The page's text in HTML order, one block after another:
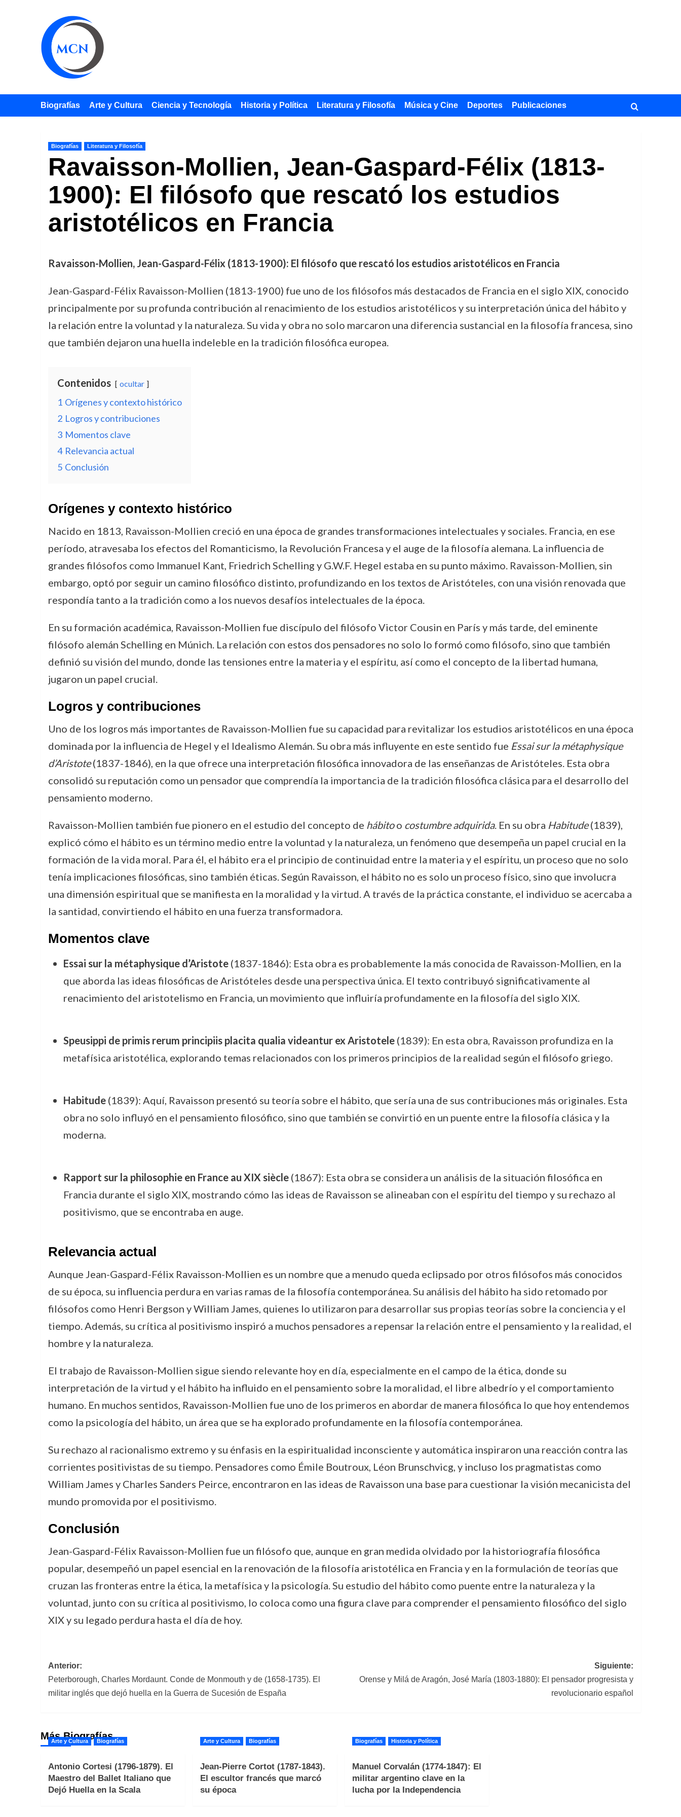
Biografías Arte y Cultura Ciencia y Tecnología Historia y Política Literatura y Filosofía Música y Cine Deportes Publicaciones
Biografías Literatura y Filosofía
Ravaisson-Mollien, Jean-Gaspard-Félix (1813-
1900): El filósofo que rescató los estudios
aristotélicos en Francia
Ravaisson-Mollien, Jean-Gaspard-Félix (1813-1900): El filósofo que rescató los estudios aristotélicos en Francia
Jean-Gaspard-Félix Ravaisson-Mollien (1813-1900) fue uno de los filósofos más destacados de Francia en el siglo XIX, conocido
principalmente por su profunda contribución al renacimiento de los estudios aristotélicos y su interpretación única del hábito y
la relación entre la voluntad y la naturaleza. Su vida y obra no solo marcaron una diferencia sustancial en la filosofía francesa, sino
que también dejaron una huella indeleble en la tradición filosófica europea.
Contenidos ocultar
1 Orígenes y contexto histórico
2 Logros y contribuciones
3 Momentos clave
4 Relevancia actual
5 Conclusión
Orígenes y contexto histórico
Nacido en 1813, Ravaisson-Mollien creció en una época de grandes transformaciones intelectuales y sociales. Francia, en ese
período, atravesaba los efectos del Romanticismo, la Revolución Francesa y el auge de la filosofía alemana. La influencia de
grandes filósofos como Immanuel Kant, Friedrich Schelling y G.W.F. Hegel estaba en su punto máximo. Ravaisson-Mollien, sin
embargo, optó por seguir un camino filosófico distinto, profundizando en los textos de Aristóteles, con una visión renovada que
respondía tanto a la tradición como a los nuevos desafíos intelectuales de la época.
En su formación académica, Ravaisson-Mollien fue discípulo del filósofo Victor Cousin en París y más tarde, del eminente
filósofo alemán Schelling en Múnich. La relación con estos dos pensadores no solo lo formó como filósofo, sino que también
definió su visión del mundo, donde las tensiones entre la materia y el espíritu, así como el concepto de la libertad humana,
jugaron un papel crucial.
Logros y contribuciones
Uno de los logros más importantes de Ravaisson-Mollien fue su capacidad para revitalizar los estudios aristotélicos en una época
dominada por la influencia de Hegel y el Idealismo Alemán. Su obra más influyente en este sentido fue Essai sur la métaphysique
d’Aristote(1837-1846), en la que ofrece una interpretación filosófica innovadora de las enseñanzas de Aristóteles. Esta obra
consolidó su reputación como un pensador que comprendía la importancia de la tradición filosófica clásica para el desarrollo del
pensamiento moderno.
Ravaisson-Mollien también fue pionero en el estudio del concepto de hábitoo costumbre adquirida. En su obra Habitude(1839),
explicó cómo el hábito es un término medio entre la voluntad y la naturaleza, un fenómeno que desempeña un papel crucial en la
formación de la vida moral. Para él, el hábito era el principio de continuidad entre la materia y el espíritu, un proceso que no solo
tenía implicaciones filosóficas, sino también éticas. Según Ravaisson, el hábito no es solo un proceso físico, sino que involucra
una dimensión espiritual que se manifiesta en la moralidad y la virtud. A través de la práctica constante, el individuo se acercaba a
la santidad, convirtiendo el hábito en una fuerza transformadora.
Momentos clave
Essai sur la métaphysique d’Aristote(1837-1846): Esta obra es probablemente la más conocida de Ravaisson-Mollien, en la
que aborda las ideas filosóficas de Aristóteles desde una perspectiva única. El texto contribuyó significativamente al
renacimiento del aristotelismo en Francia, un movimiento que influiría profundamente en la filosofía del siglo XIX.
Speusippi de primis rerum principiis placita qualia videantur ex Aristotele(1839): En esta obra, Ravaisson profundiza en la
metafísica aristotélica, explorando temas relacionados con los primeros principios de la realidad según el filósofo griego.
Habitude(1839): Aquí, Ravaisson presentó su teoría sobre el hábito, que sería una de sus contribuciones más originales. Esta
obra no solo influyó en el pensamiento filosófico, sino que también se convirtió en un puente entre la filosofía clásica y la
moderna.
Rapport sur la philosophie en France au XIX siècle(1867): Esta obra se considera un análisis de la situación filosófica en
Francia durante el siglo XIX, mostrando cómo las ideas de Ravaisson se alineaban con el espíritu del tiempo y su rechazo al
positivismo, que se encontraba en auge.
Relevancia actual
Aunque Jean-Gaspard-Félix Ravaisson-Mollien es un nombre que a menudo queda eclipsado por otros filósofos más conocidos
de su época, su influencia perdura en varias ramas de la filosofía contemporánea. Su análisis del hábito ha sido retomado por
filósofos como Henri Bergson y William James, quienes lo utilizaron para desarrollar sus propias teorías sobre la conciencia y el
tiempo. Además, su crítica al positivismo inspiró a muchos pensadores a repensar la relación entre el pensamiento y la realidad, el
hombre y la naturaleza.
El trabajo de Ravaisson-Mollien sigue siendo relevante hoy en día, especialmente en el campo de la ética, donde su
interpretación de la virtud y el hábito ha influido en el pensamiento sobre la moralidad, el libre albedrío y el comportamiento
humano. En muchos sentidos, Ravaisson-Mollien fue uno de los primeros en abordar de manera filosófica lo que hoy entendemos
como la psicología del hábito, un área que se ha explorado profundamente en la filosofía contemporánea.
Su rechazo al racionalismo extremo y su énfasis en la espiritualidad inconsciente y automática inspiraron una reacción contra las
corrientes positivistas de su tiempo. Pensadores como Émile Boutroux, Léon Brunschvicg, y incluso los pragmatistas como
William James y Charles Sanders Peirce, encontraron en las ideas de Ravaisson una base para cuestionar la visión mecanicista del
mundo promovida por el positivismo.
Conclusión
Jean-Gaspard-Félix Ravaisson-Mollien fue un filósofo que, aunque en gran medida olvidado por la historiografía filosófica
popular, desempeñó un papel esencial en la renovación de la filosofía aristotélica en Francia y en la formulación de teorías que
cruzan las fronteras entre la ética, la metafísica y la psicología. Su estudio del hábito como puente entre la naturaleza y la
voluntad, junto con su crítica al positivismo, lo coloca como una figura clave para comprender el pensamiento filosófico del siglo
XIX y su legado perdura hasta el día de hoy.
Navegación
de
Anterior:
Peterborough, Charles Mordaunt. Conde de Monmouth y de (1658-1735). El
militar inglés que dejó huella en la Guerra de Sucesión de España
Siguiente:
Orense y Milá de Aragón, José María (1803-1880): El pensador progresista y
revolucionario español
Más Biografías
Arte y Cultura Biografías
Antonio Cortesi (1796-1879). El
Maestro del Ballet Italiano que
Dejó Huella en la Scala
Arte y Cultura Biografías
Jean-Pierre Cortot (1787-1843).
El escultor francés que marcó
su época
Biografías Historia y Política
Manuel Corvalán (1774-1847): El
militar argentino clave en la
lucha por la Independencia